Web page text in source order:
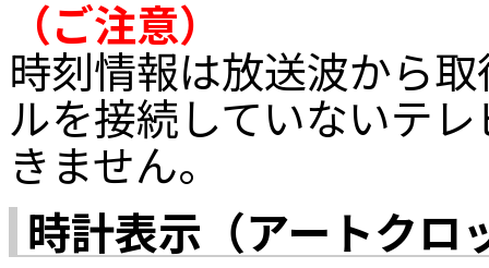
（ご注意）
時刻情報は放送波から
ルを接続していないテ
きません。
時計表示（アートクロ